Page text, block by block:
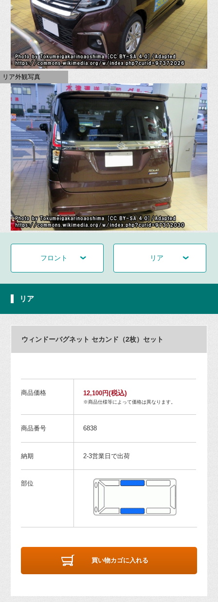
リア外観写真
フロント リア
リア
ウィンドーバグネット セカンド（2枚）セット
商品価格 12,100円(税込)
※商品仕様等によって価格は異なります。
商品番号 6838
納期 2-3営業日で出荷
部位
買い物カゴに入れる